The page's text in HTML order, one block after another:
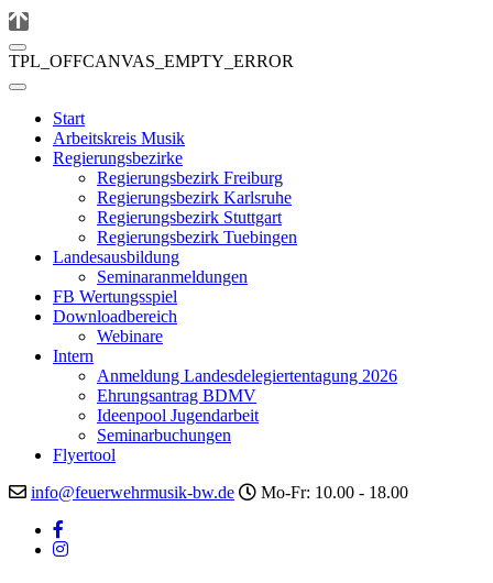
TPL_OFFCANVAS_EMPTY_ERROR
Start
Arbeitskreis Musik
Regierungsbezirke
Regierungsbezirk Freiburg
Regierungsbezirk Karlsruhe
Regierungsbezirk Stuttgart
Regierungsbezirk Tuebingen
Landesausbildung
Seminaranmeldungen
FB Wertungsspiel
Downloadbereich
Webinare
Intern
Anmeldung Landesdelegiertentagung 2026
Ehrungsantrag BDMV
Ideenpool Jugendarbeit
Seminarbuchungen
Flyertool
info@feuerwehrmusik-bw.de
Mo-Fr: 10.00 - 18.00